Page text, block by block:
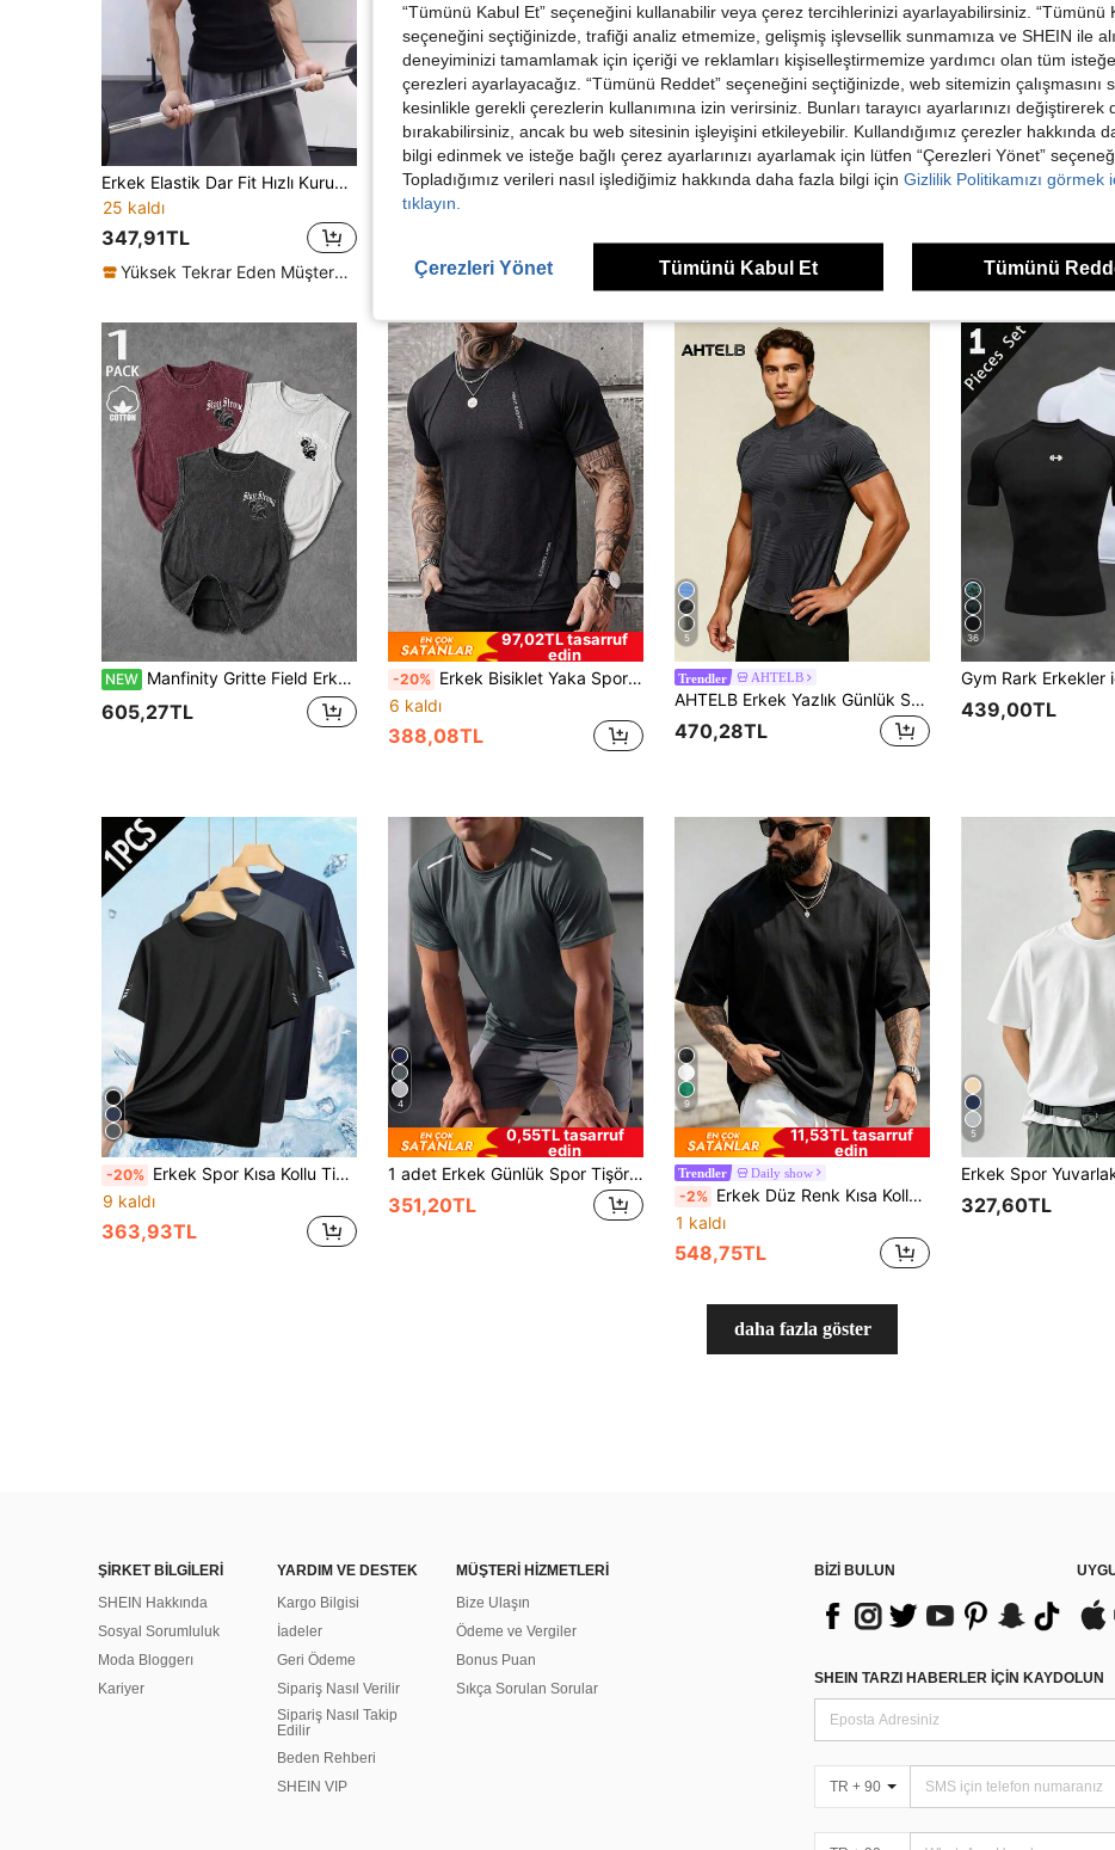
Erkek Elastik Dar Fit Hızlı Kuruyan Fitilli Antrenman Atlet Üstü, Fitness, Basketbol ve Spor Antrenmanları İçin Uygun
25 kaldı
347,91TL
Yüksek Tekrar Eden Müşteriler
Trendler TEKDROB
NEW TekDrob Koku Önleyici Regular Fit Raglan Kısa Kollu Tişört
-20% Erkek Yazlık Plaj Spor Atlet, Sanatsal Baskılı Üst, Yumuşak ve Rahat Kumaş, Açık Hava Sporları, Fitness ve Günlük Kullanım İçin Uygun, Baba ve Erkek Arkadaşlar İçin En İyi Seçim
336,71TL
Trendler
1.371,33TL
NEW Manfinity Gritte Field Erkek 1 Adet Günlük Harf & Dambıl Baskılı Yuvarlak Yaka Spor Atlet, Yaz, Spor Salonu
605,27TL
97,02TL tasarruf
edin
-20% Erkek Bisiklet Yaka Spor Tişört, Yazlık Günlük Erkek Kısa Kollu Tişört, Spor Salonu Antrenman Koşu Kısa Kollu Tişört, Dış Mekan Çalışma ve Egzersiz İçin Uygun Yarım Kollu Üst, Erkek Yazlık Spor Giyim
6 kaldı
388,08TL
5
Trendler AHTELB
AHTELB Erkek Yazlık Günlük Spor Baskılı Yuvarlak Yaka Tişört, İnce Buz İpeği Nefes Alabilen Hızlı Kuruyan Kısa Kollu Üst, Spor Salonu Antrenmanı, Günlük Koşu ve Basketbol Eğitimi İçin Uygun, Koca, Erkek Arkadaş, Müşteri ve Baba İçin Hediye, Erkek Tişörtleri, Erkek Giyim, Erkekler İçin Tişörtler, Erkek Tişört, Erkek Tişörtü
470,28TL
36
439,00TL
-20% Erkek Spor Kısa Kollu Tişört, Yaz Koşusu, Egzersiz, Fitness, Günlük Kullanım İçin Uygun, Dar Kesim
9 kaldı
363,93TL
4
0,55TL tasarruf
edin
1 adet Erkek Günlük Spor Tişörtü, Yuvarlak Yaka Kısa Kollu, Düz Renk Spor Koşu Tişörtü, Çeşitli Renk Seçenekleri Mevcut, Yaz Aylarında Günlük Rahat Giyim İçin Uygundur
351,20TL
9
11,53TL tasarruf
edin
Trendler Daily show
-2% Erkek Düz Renk Kısa Kollu Tişört, Yaz Sporları İçin Rahat ve Nefes Alabilen
1 kaldı
548,75TL
5
327,60TL
daha fazla göster
ŞİRKET BİLGİLERİ
SHEIN Hakkında
Sosyal Sorumluluk
Moda Bloggerı
Kariyer
YARDIM VE DESTEK
Kargo Bilgisi
İadeler
Geri Ödeme
Sipariş Nasıl Verilir
Sipariş Nasıl Takip
Edilir
Beden Rehberi
SHEIN VIP
MÜŞTERİ HİZMETLERİ
Bize Ulaşın
Ödeme ve Vergiler
Bonus Puan
Sıkça Sorulan Sorular
BİZİ BULUN
SHEIN TARZI HABERLER IÇIN KAYDOLUN
TR + 90
“Tümünü Kabul Et” seçeneğini kullanabilir veya çerez tercihlerinizi ayarlayabilirsiniz. “Tümünü
seçeneğini seçtiğinizde, trafiği analiz etmemize, gelişmiş işlevsellik sunmamıza ve SHEIN ile
deneyiminizi tamamlamak için içeriği ve reklamları kişiselleştirmemize yardımcı olan tüm
çerezleri ayarlayacağız. “Tümünü Reddet” seçeneğini seçtiğinizde, web sitemizin çalışmasını
kesinlikle gerekli çerezlerin kullanımına izin verirsiniz. Bunları tarayıcı ayarlarınızı değiştirerek
bırakabilirsiniz, ancak bu web sitesinin işleyişini etkileyebilir. Kullandığımız çerezler hakkında
bilgi edinmek ve isteğe bağlı çerez ayarlarınızı ayarlamak için lütfen “Çerezleri Yönet”
Topladığımız verileri nasıl işlediğimiz hakkında daha fazla bilgi için Gizlilik Politikamızı görmek
tıklayın.
Çerezleri Yönet Tümünü Kabul Et Tümünü